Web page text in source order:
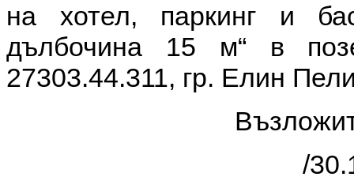
на хотел, паркинг и
дълбочина 15 м“ в
27303.44.311, гр. Елин
/